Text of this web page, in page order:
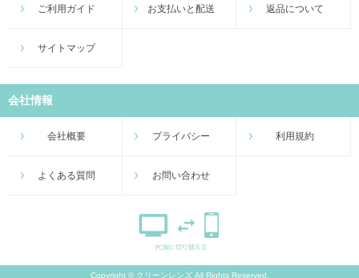
ご利用ガイド お支払いと配送 返品について
サイトマップ
会社情報
会社概要 プライバシー 利用規約
よくある質問 お問い合わせ
Copyright © クリーンレンズ All Rights Reserved.